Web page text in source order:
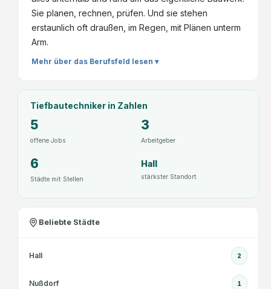
Sie planen, rechnen, prüfen. Und sie stehen
erstaunlich oft draußen, im Regen, mit Plänen unterm
Arm.
Mehr über das Berufsfeld lesen ▾
Tiefbautechnikerin Zahlen
5
offene Jobs
3
Arbeitgeber
6
Städte mit Stellen
Hall
stärkster Standort
Beliebte Städte
Hall 2
Nußdorf 1